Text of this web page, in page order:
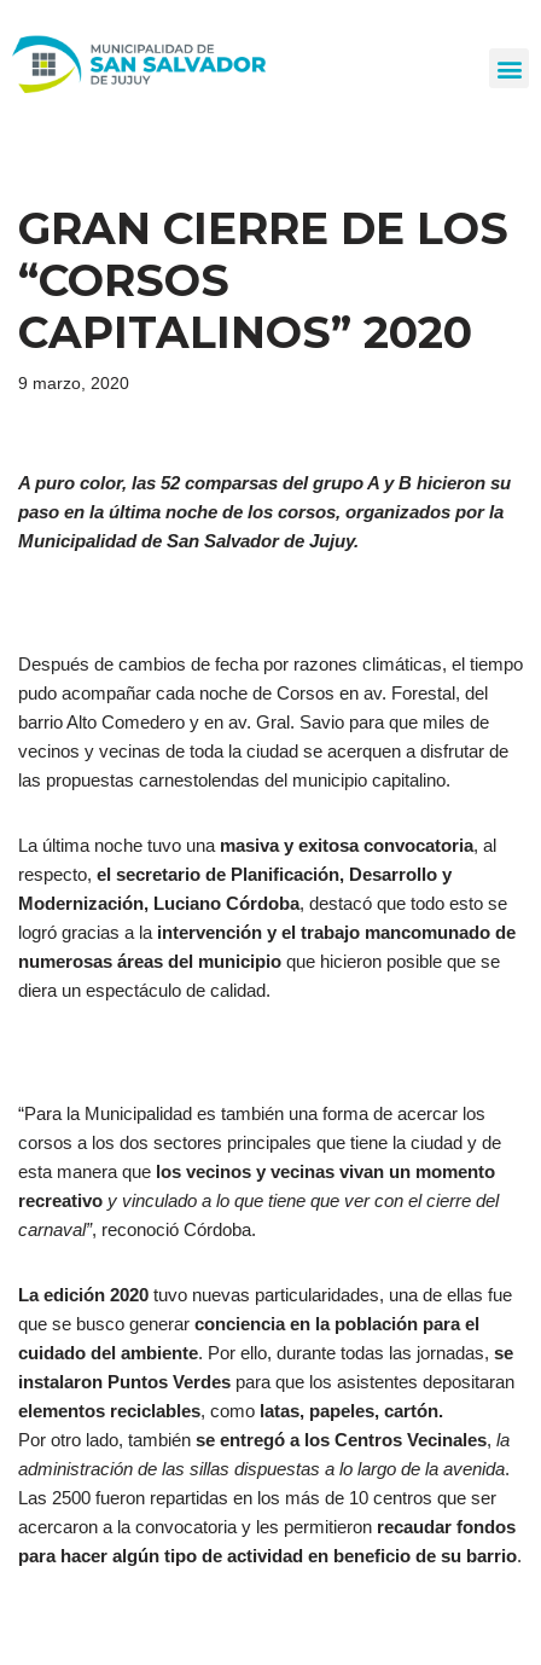
al
GRAN CIERRE DE LOS
“CORSOS
CAPITALINOS” 2020
9 marzo, 2020
A puro color, las 52 comparsas del grupo A y B hicieron su
paso en la última noche de los corsos, organizados por la
Municipalidad de San Salvador de Jujuy.
Después de cambios de fecha por razones climáticas, el tiempo
pudo acompañar cada noche de Corsos en av. Forestal, del
barrio Alto Comedero y en av. Gral. Savio para que miles de
vecinos y vecinas de toda la ciudad se acerquen a disfrutar de
las propuestas carnestolendas del municipio capitalino.
La última noche tuvo una masiva y exitosa convocatoria, al
respecto, el secretario de Planificación, Desarrollo y
Modernización, Luciano Córdoba, destacó que todo esto se
logró gracias a la intervención y el trabajo mancomunado de
numerosas áreas del municipio que hicieron posible que se
diera un espectáculo de calidad.
“Para la Municipalidad es también una forma de acercar los
corsos a los dos sectores principales que tiene la ciudad y de
esta manera que los vecinos y vecinas vivan un momento
recreativo y vinculado a lo que tiene que ver con el cierre del
carnaval”, reconoció Córdoba.
La edición 2020 tuvo nuevas particularidades, una de ellas fue
que se busco generar conciencia en la población para el
cuidado del ambiente. Por ello, durante todas las jornadas, se
instalaron Puntos Verdes para que los asistentes depositaran
elementos reciclables, como latas, papeles, cartón.
Por otro lado, también se entregó a los Centros Vecinales, la
administración de las sillas dispuestas a lo largo de la avenida.
Las 2500 fueron repartidas en los más de 10 centros que ser
acercaron a la convocatoria y les permitieron recaudar fondos
para hacer algún tipo de actividad en beneficio de su barrio.